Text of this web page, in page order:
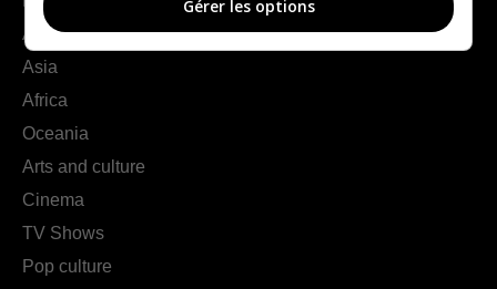
Americas
Asia
Africa
Oceania
Arts and culture
Cinema
TV Shows
Pop culture
Gérer les options